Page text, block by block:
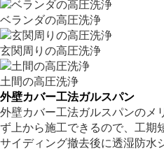
ベランダの高圧洗浄
玄関周りの高圧洗浄
土間の高圧洗浄
外壁カバー工法ガルスパン
外壁カバー工法ガルスパンのメ
ず上から施工できるので、工期
サイディング撤去後に透湿防水